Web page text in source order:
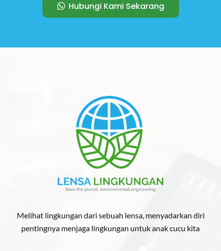
Hubungi Kami Sekarang
Melihat lingkungan dari sebuah lensa, menyadarkan diri
pentingnya menjaga lingkungan untuk anak cucu kita